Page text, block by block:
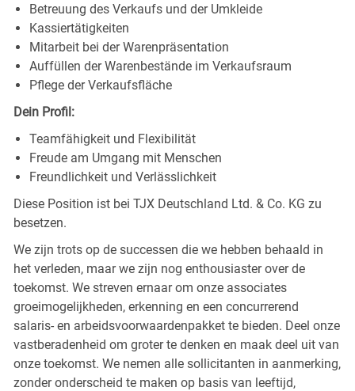
Betreuung des Verkaufs und der Umkleide
Kassiertätigkeiten
Mitarbeit bei der Warenpräsentation
Auffüllen der Warenbestände im Verkaufsraum
Pflege der Verkaufsfläche
Dein Profil:
Teamfähigkeit und Flexibilität
Freude am Umgang mit Menschen
Freundlichkeit und Verlässlichkeit
Diese Position ist bei TJX Deutschland Ltd. & Co. KG zu
besetzen.
We zijn trots op de successen die we hebben behaald in
het verleden, maar we zijn nog enthousiaster over de
toekomst. We streven ernaar om onze associates
groeimogelijkheden, erkenning en een concurrerend
salaris- en arbeidsvoorwaardenpakket te bieden. Deel onze
vastberadenheid om groter te denken en maak deel uit van
onze toekomst. We nemen alle sollicitanten in aanmerking,
zonder onderscheid te maken op basis van leeftijd,